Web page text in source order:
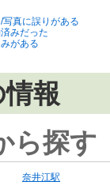
真に誤りがある
みだった
がある
報
ら探す
奈井江駅